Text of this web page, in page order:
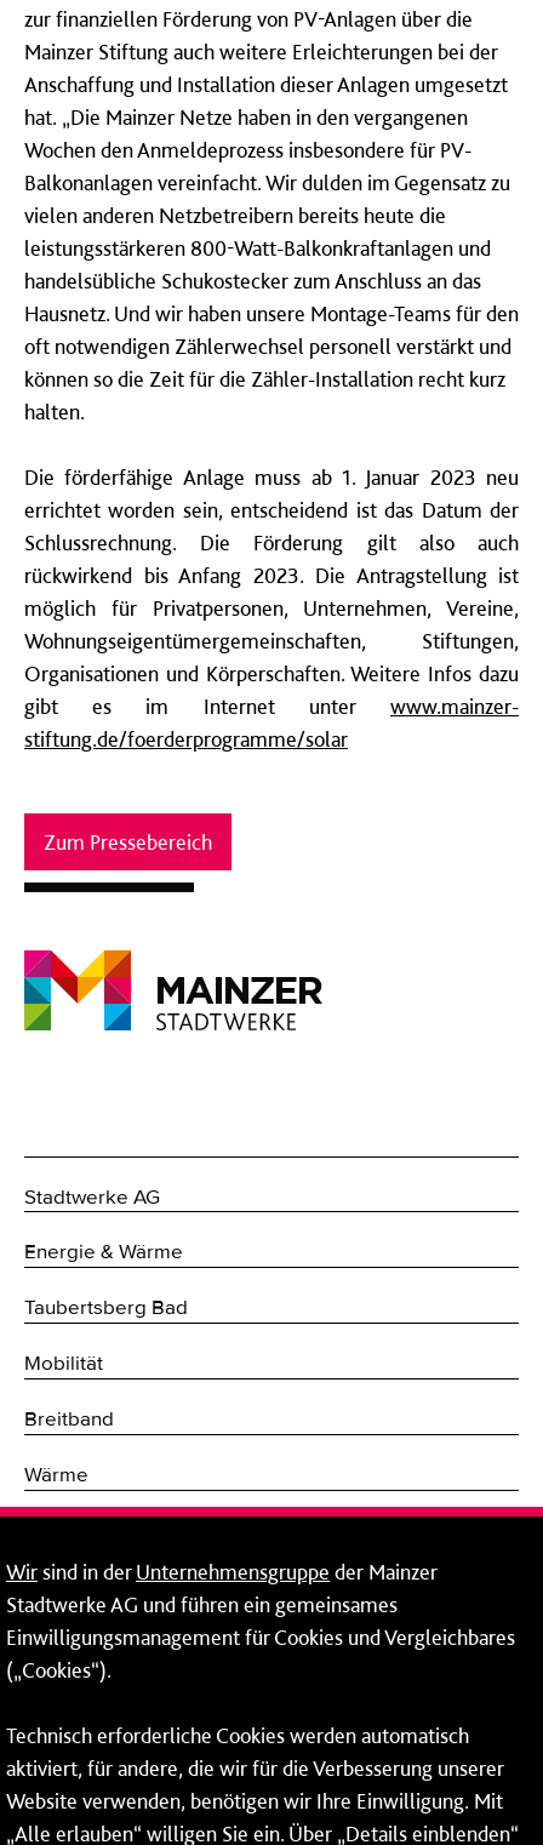
zur finanziellen Förderung von PV-Anlagen über die
Mainzer Stiftung auch weitere Erleichterungen bei der
Anschaffung und Installation dieser Anlagen umgesetzt
hat. „Die Mainzer Netze haben in den vergangenen
Wochen den Anmeldeprozess insbesondere für PV-
Balkonanlagen vereinfacht. Wir dulden im Gegensatz zu
vielen anderen Netzbetreibern bereits heute die
leistungsstärkeren 800-Watt-Balkonkraftanlagen und
handelsübliche Schukostecker zum Anschluss an das
Hausnetz. Und wir haben unsere Montage-Teams für den
oft notwendigen Zählerwechsel personell verstärkt und
können so die Zeit für die Zähler-Installation recht kurz
halten.
Die förderfähige Anlage muss ab 1. Januar 2023 neu
errichtet worden sein, entscheidend ist das Datum der
Schlussrechnung. Die Förderung gilt also auch
rückwirkend bis Anfang 2023. Die Antragstellung ist
möglich für Privatpersonen, Unternehmen, Vereine,
Wohnungseigentümergemeinschaften, Stiftungen,
Organisationen und Körperschaften. Weitere Infos dazu
gibt es im Internet unter www.mainzer-
stiftung.de/foerderprogramme/solar
Zum Pressebereich
Stadtwerke AG
Energie & Wärme
Taubertsberg Bad
Mobilität
Breitband
Wärme
Erneuerbare Energien
Netze
Rheinallee 41
55118 Mainz
Wirsind in derUnternehmensgruppe der Mainzer
Stadtwerke AG und führen ein gemeinsames
Einwilligungsmanagement für Cookies und Vergleichbares
(„Cookies“).
Technisch erforderliche Cookies werden automatisch
aktiviert, für andere, die wir für die Verbesserung unserer
Website verwenden, benötigen wir Ihre Einwilligung. Mit
„Alle erlauben“ willigen Sie ein. Über „Details einblenden“